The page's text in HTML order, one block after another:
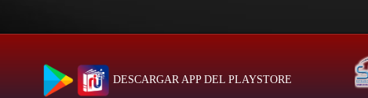
DESCARGAR APP DEL PLAYSTORE